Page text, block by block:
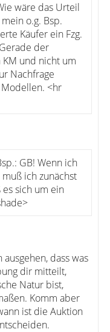
wäre das Urteil
o.g. Bsp.
Käufer ein Fzg.
der
und nicht um
Nachfrage
<hr
GB! Wenn ich
ich zunächst
sich um ein
dass was
dir mitteilt,
Natur bist,
Komm aber
ist die Auktion